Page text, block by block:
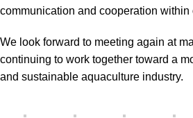
communication and cooperation within
We look forward to meeting again at
continuing to work together toward a
and sustainable aquaculture industry.